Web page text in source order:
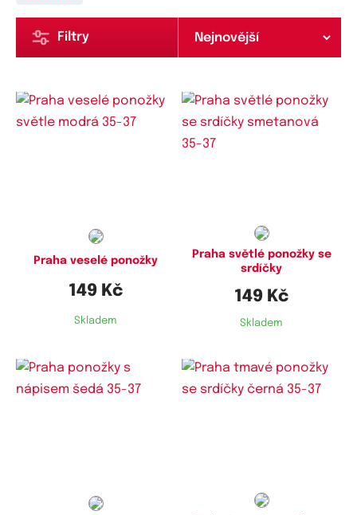
Filtry
Praha veselé ponožky
149 Kč
Skladem
Praha světlé ponožky se
srdíčky
149 Kč
Skladem